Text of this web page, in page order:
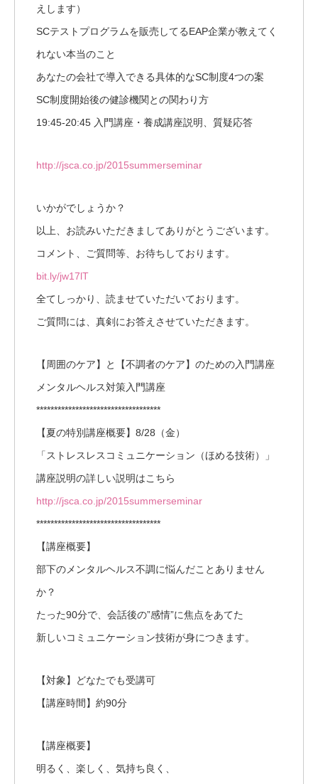
えします）
SCテストプログラムを販売してるEAP企業が教えてく
れない本当のこと
あなたの会社で導入できる具体的なSC制度4つの案
SC制度開始後の健診機関との関わり方
19:45-20:45 入門講座・養成講座説明、質疑応答
http://jsca.co.jp/2015summerseminar
いかがでしょうか？
以上、お読みいただきましてありがとうございます。
コメント、ご質問等、お待ちしております。
bit.ly/jw17lT
全てしっかり、読ませていただいております。
ご質問には、真剣にお答えさせていただきます。
【周囲のケア】と【不調者のケア】のための入門講座
メンタルヘルス対策入門講座
***********************************
【夏の特別講座概要】8/28（金）
「ストレスレスコミュニケーション（ほめる技術）」
講座説明の詳しい説明はこちら
http://jsca.co.jp/2015summerseminar
***********************************
【講座概要】
部下のメンタルヘルス不調に悩んだことありません
か？
たった90分で、会話後の”感情”に焦点をあてた
新しいコミュニケーション技術が身につきます。
【対象】どなたでも受講可
【講座時間】約90分
【講座概要】
明るく、楽しく、気持ち良く、